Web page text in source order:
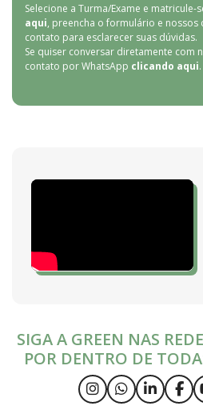
Selecione a Turma/Exame e matricule-
aqui, preencha o formulário e
contato para esclarecer suas dúvidas.
Se quiser conversar diretamente com
contato por WhatsApp clicando aqui.
SIGA A GREEN NAS
POR DENTRO DE